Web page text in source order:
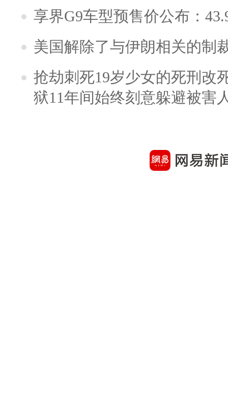
享界G9车型预售价公布：
美国解除了与伊朗相关的制
抢劫刺死19岁少女的死刑改
狱11年间始终刻意躲避被害